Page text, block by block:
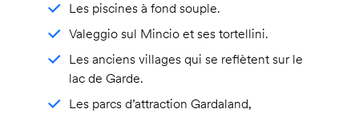
Les piscines à fond souple.
Valeggio sul Mincio et ses tortellini.
Les anciens villages qui se reflètent sur le
lac de Garde.
Les parcs d’attraction Gardaland,